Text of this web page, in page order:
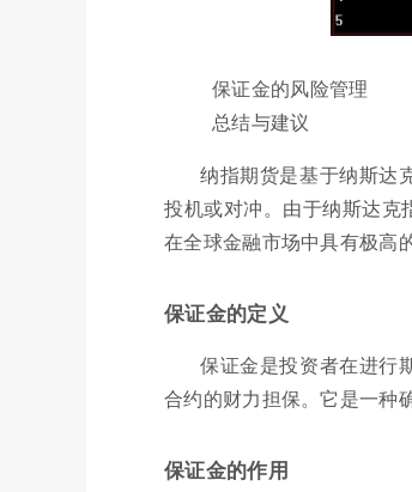
保证金的风险管理
总结与建议
纳指期货是基于纳斯达
投机或对冲。由于纳斯达克
在全球金融市场中具有极高
保证金的定义
保证金是投资者在进行
合约的财力担保。它是一种
保证金的作用